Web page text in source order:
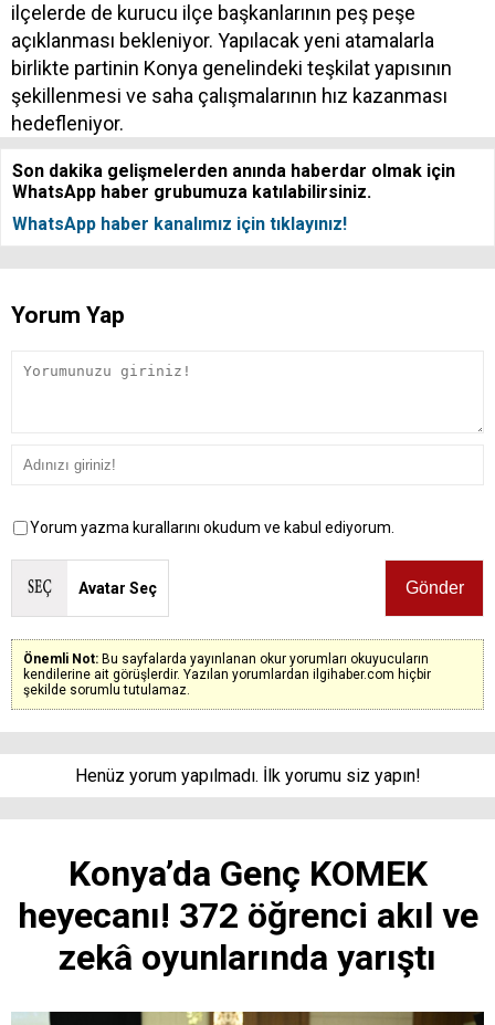
ilçelerde de kurucu ilçe başkanlarının peş peşe
açıklanması bekleniyor. Yapılacak yeni atamalarla
birlikte partinin Konya genelindeki teşkilat yapısının
şekillenmesi ve saha çalışmalarının hız kazanması
hedefleniyor.
Son dakika gelişmelerden anında haberdar olmak için
WhatsApp haber grubumuza katılabilirsiniz.
WhatsApp haber kanalımız için tıklayınız!
Yorum Yap
Yorum yazma kurallarını okudum ve kabul ediyorum.
Avatar Seç
Önemli Not: Bu sayfalarda yayınlanan okur yorumları okuyucuların
kendilerine ait görüşlerdir. Yazılan yorumlardan ilgihaber.com hiçbir
şekilde sorumlu tutulamaz.
Henüz yorum yapılmadı. İlk yorumu siz yapın!
Konya’da Genç KOMEK
heyecanı! 372 öğrenci akıl ve
zekâ oyunlarında yarıştı